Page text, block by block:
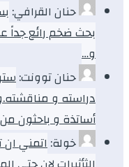
حنان القرافي:
بحث ضخم رائع جداً
و…
حنان توونت:
دراسته و
أساتذة و باحثون
خولة:اتمني